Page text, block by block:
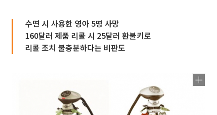
수면 시 사용한 영아 5명 사망
160달러 제품 리콜 시 25달러 환불키로
리콜 조치 불충분하다는 비판도